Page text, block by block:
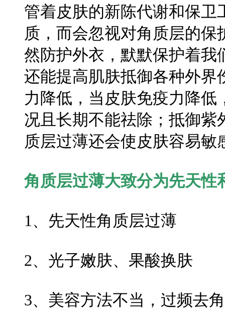
管着皮肤的新陈代谢和保
质，而会忽视对角质层的
然防护外衣，默默保护着我
还能提高肌肤抵御各种外界
力降低，当皮肤免疫力降
况且长期不能祛除；抵御
质层过薄还会使皮肤容易
角质层过薄大致分为先天性
1、先天性角质层过薄
2、光子嫩肤、果酸换肤
3、美容方法不当，过频去